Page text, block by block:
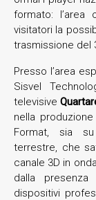
formato: l’area
visitatori la
trasmissione del
Presso l’area
Sisvel
televisive
nella
Format, sia
terrestre, che
canale 3D in
dalla presenza
dispositivi